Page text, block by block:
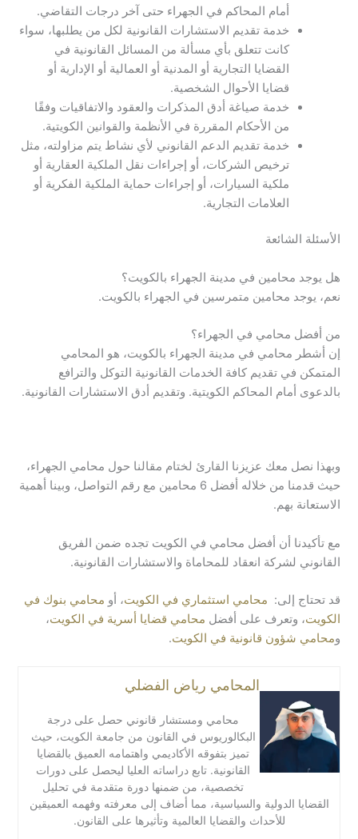
أمام المحاكم في الجهراء حتى آخر درجات التقاضي.
خدمة تقديم الاستشارات القانونية لكل من يطلبها، سواء
كانت تتعلق بأي مسألة من المسائل القانونية في
القضايا التجارية أو المدنية أو العمالية أو الإدارية أو
قضايا الأحوال الشخصية.
خدمة صياغة أدق المذكرات والعقود والاتفاقيات وفقًا
من الأحكام المقررة في الأنظمة والقوانين الكويتية.
خدمة تقديم الدعم القانوني لأي نشاط يتم مزاولته، مثل
ترخيص الشركات، أو إجراءات نقل الملكية العقارية أو
ملكية السيارات، أو إجراءات حماية الملكية الفكرية أو
العلامات التجارية.
الأسئلة الشائعة
هل يوجد محامين في مدينة الجهراء بالكويت؟
نعم، يوجد محامين متمرسين في الجهراء بالكويت.
من أفضل محامي في الجهراء؟
إن أشطر محامي في مدينة الجهراء بالكويت، هو المحامي
المتمكن في تقديم كافة الخدمات القانونية التوكل والترافع
بالدعوى أمام المحاكم الكويتية. وتقديم أدق الاستشارات القانونية.
وبهذا نصل معك عزيزنا القارئ لختام مقالنا حول محامي الجهراء،
حيث قدمنا من خلاله أفضل 6 محامين مع رقم التواصل، وبينا أهمية
الاستعانة بهم.
مع تأكيدنا أن أفضل محامي في الكويت تجده ضمن الفريق
القانوني لشركة انعقاد للمحاماة والاستشارات القانونية.
قد تحتاج إلى: محامي استثماري في الكويت، أو محامي بنوك في
الكويت، وتعرف على أفضل محامي قضايا أسرية في الكويت،
ومحامي شؤون قانونية في الكويت.
المحامي رياض الفضلي
محامي ومستشار قانوني حصل على درجة
البكالوريوس في القانون من جامعة الكويت، حيث
تميز بتفوقه الأكاديمي واهتمامه العميق بالقضايا
القانونية. تابع دراساته العليا ليحصل على دورات
تخصصية، من ضمنها دورة متقدمة في تحليل
القضايا الدولية والسياسية، مما أضاف إلى معرفته وفهمه العميقين
للأحداث والقضايا العالمية وتأثيرها على القانون.